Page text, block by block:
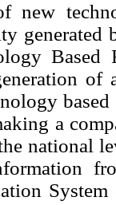
new
of
based
a
national